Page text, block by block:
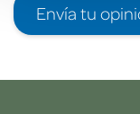
Envía tu